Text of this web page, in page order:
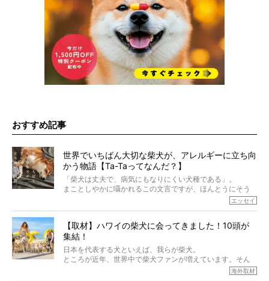
おすすめ記事
世界でいちばん大切な柴犬が、アレルギーに立ち向
かう物語【Ta-Taってなんだ？】
「柴犬は丈夫で、病気にもなりにくい犬種である」。
まことしやかに囁かれるこの文言ですが、ほんとうにそう
でも、いざそれぞれの個体を見ていくと、丈夫で病気にも
なりにくい、とは言えないような気もするのです。
実際に「病気にならない」などということはないし、飼い
主はそのためにやるべきことがある。
今回は、柴犬に関わる方たちすべてに読んで欲しい、ある
エッセイ
【取材】ハワイの柴犬に会ってきました！10頭が
集結！
日本を代表する犬といえば、我らが柴犬。
ところが近年、世界中で柴犬ファンが増えています。そん
な中「柴犬ライフ」が目をつけたのは、南の楽園ハワイ。
海外取材